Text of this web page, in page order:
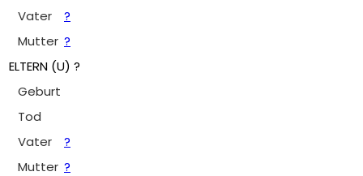
Vater
?
Mutter ?
ELTERN (U) ?
Geburt
Tod
Vater
?
Mutter ?